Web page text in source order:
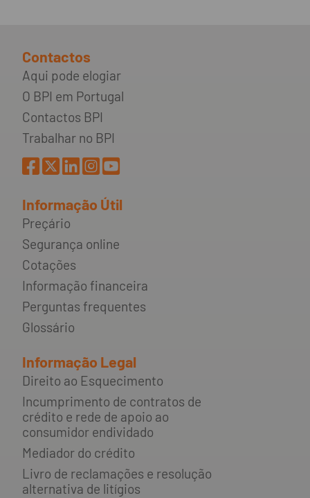
Contactos
Aqui pode elogiar
O BPI em Portugal
Contactos BPI
Trabalhar no BPI
Informação Útil
Preçário
Segurança online
Cotações
Informação financeira
Perguntas frequentes
Glossário
Informação Legal
Direito ao Esquecimento
Incumprimento de contratos de
crédito e rede de apoio ao
consumidor endividado
Mediador do crédito
Livro de reclamações e resolução
alternativa de litígios